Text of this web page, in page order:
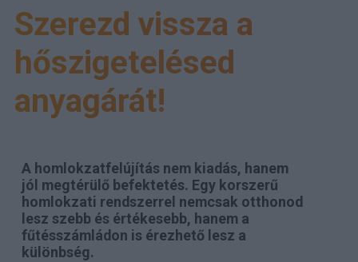
Szerezd vissza a
hőszigetelésed
anyagárát!
A homlokzatfelújítás nem kiadás, hanem
jól megtérülő befektetés. Egy korszerű
homlokzati rendszerrel nemcsak otthonod
lesz szebb és értékesebb, hanem a
fűtésszámládon is érezhető lesz a
különbség.